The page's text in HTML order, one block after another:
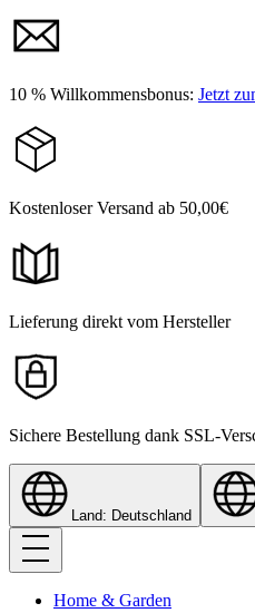
10 % Willkommensbonus: Jetzt
Kostenloser Versand ab 50,00€
Lieferung direkt vom Hersteller
Sichere Bestellung dank SSL-
Land: Deutschland
Home & Garden